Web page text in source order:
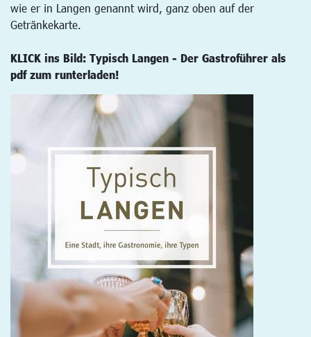
wie er in Langen genannt wird, ganz oben auf der
Getränkekarte.
KLICK ins Bild: Typisch Langen - Der Gastroführer als
pdf zum runterladen!